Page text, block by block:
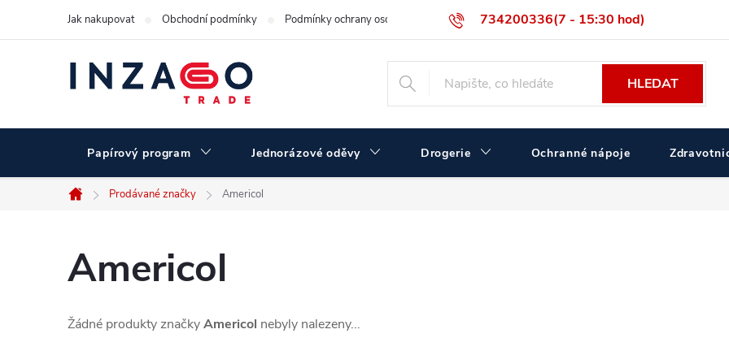
734200336(7 - 15:30 hod)
Jak nakupovat Obchodní podmínky Podmínky ochrany osobních údajů Velikostní tabulka ČERVA Velkoobchodní prodej
HLEDAT
Papírový program Jednorázové oděvy Drogerie Ochranné nápoje
Domů
Prodávané značky Americol
Americol
Žádné produkty značkyAmericol nebyly nalezeny...